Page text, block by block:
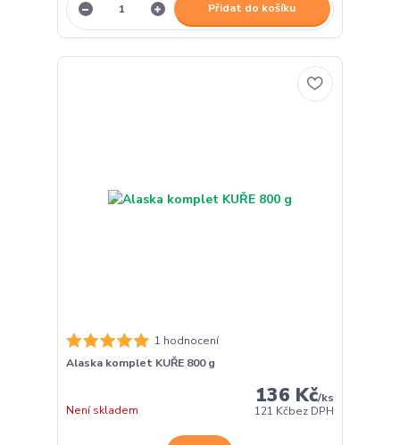
Přidat do košíku
1 hodnocení
Alaska komplet KUŘE 800 g
136 Kč/ks
121 Kčbez DPH
Není skladem